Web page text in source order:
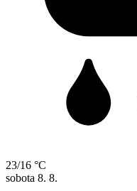
23/16 °C
sobota 8. 8.